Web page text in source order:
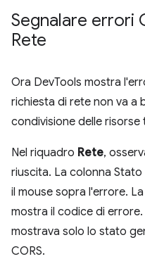
Segnalare errori
Rete
Ora DevTools mostra
richiesta di rete non va a
condivisione delle risorse
Nel riquadro Rete,
riuscita. La colonna
il mouse sopra l'errore.
mostra il codice di
mostrava solo lo stato
CORS.